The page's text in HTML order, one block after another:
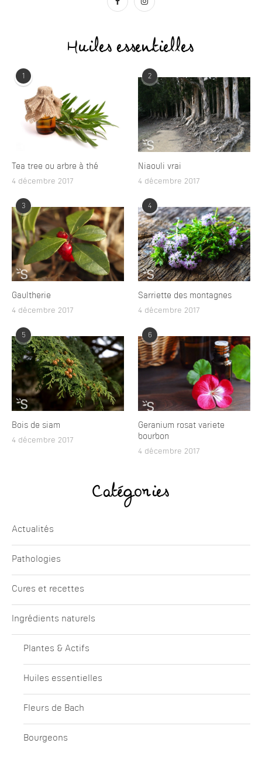
Huiles essentielles
1
Tea tree ou arbre à thé
4 décembre 2017
2
Niaouli vrai
4 décembre 2017
3
Gaultherie
4 décembre 2017
4
Sarriette des montagnes
4 décembre 2017
5
Bois de siam
4 décembre 2017
6
Geranium rosat variete
bourbon
4 décembre 2017
Catégories
Actualités
Pathologies
Cures et recettes
Ingrédients naturels
Plantes & Actifs
Huiles essentielles
Fleurs de Bach
Bourgeons